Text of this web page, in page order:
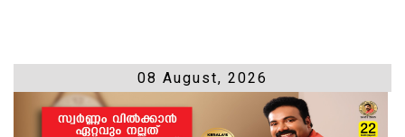
08 August, 2026